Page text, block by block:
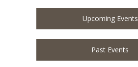
Upcoming Events
Past Events